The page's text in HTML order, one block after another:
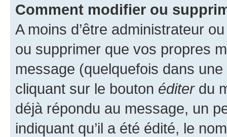
Comment modifier ou
A moins d’être administrateur
ou supprimer que vos propres
message (quelquefois dans
cliquant sur le bouton éditerdu
déjà répondu au message, un
indiquant qu’il a été édité, le